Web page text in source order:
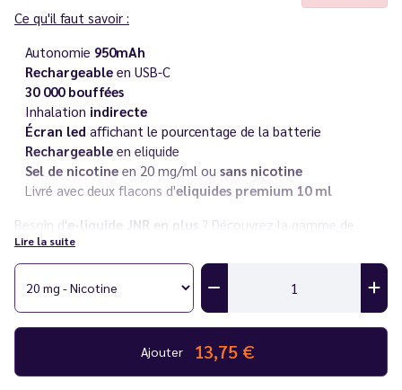
Ce qu'il faut savoir :
Autonomie 950mAh
Rechargeable en USB-C
30 000 bouffées
Inhalation indirecte
Écran led affichant le pourcentage de la batterie
Rechargeable en eliquide
Sel de nicotine en 20 mg/ml ou sans nicotine
Livré avec deux flacons d'eliquides premium 10 ml
Besoin d'e-liquide JNR en plus ? Découvrez la gamme de
eliquides JNR
l'ensemble des puffs de la gamme
dans notre catalogue.
Vous rencontrez un souci avec votre cigarette électronique ?
guide des différentes pannes
Lire la suite
Ajouter 13,75 €